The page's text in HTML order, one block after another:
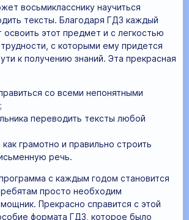
восьмикласснику научиться
тексты. Благодаря ГДЗ каждый
освоить этот предмет и с легкостью
с которыми ему придется
к получению знаний. Эта прекрасная
со всеми непонятными
переводить тексты любой
грамотно и правильно строить
речь.
с каждым годом становится
просто необходим
Прекрасно справится с этой
формата ГДЗ, которое было